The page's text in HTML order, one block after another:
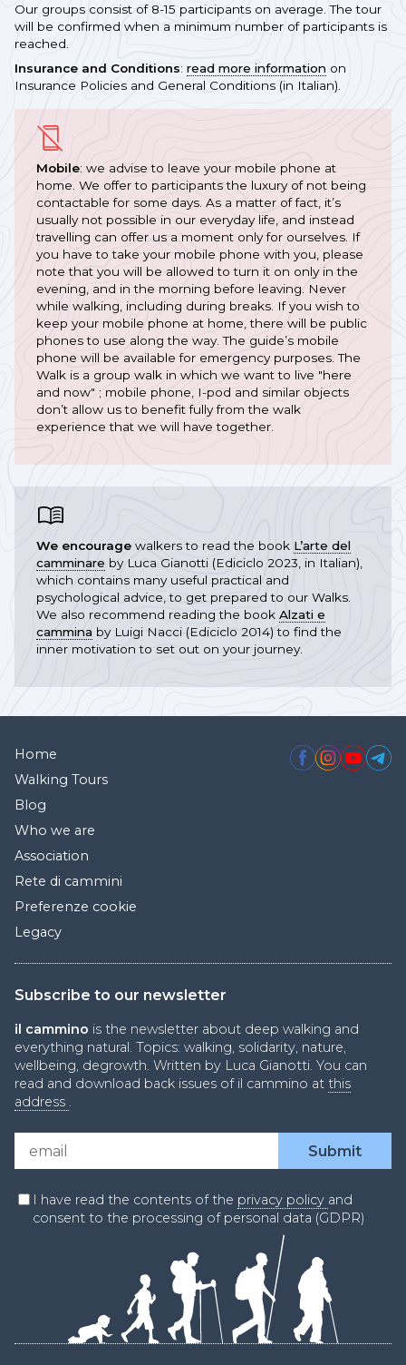
Our groups consist of 8-15 participants on average. The tour
will be confirmed when a minimum number of participants is
reached.
Insurance and Conditions: read more information on
Insurance Policies and General Conditions (in Italian).
Mobile: we advise to leave your mobile phone at
home. We offer to participants the luxury of not being
contactable for some days. As a matter of fact, it’s
usually not possible in our everyday life, and instead
travelling can offer us a moment only for ourselves. If
you have to take your mobile phone with you, please
note that you will be allowed to turn it on only in the
evening, and in the morning before leaving. Never
while walking, including during breaks. If you wish to
keep your mobile phone at home, there will be public
phones to use along the way. The guide’s mobile
phone will be available for emergency purposes. The
Walk is a group walk in which we want to live "here
and now" ; mobile phone, I-pod and similar objects
don’t allow us to benefit fully from the walk
experience that we will have together.
We encourage walkers to read the book L’arte del
camminare by Luca Gianotti (Ediciclo 2023, in Italian),
which contains many useful practical and
psychological advice, to get prepared to our Walks.
We also recommend reading the book Alzati e
cammina by Luigi Nacci (Ediciclo 2014) to find the
inner motivation to set out on your journey.
Home
Walking Tours
Blog
Who we are
Association
Rete di cammini
Preferenze cookie
Legacy
Subscribe to our newsletter
il cammino is the newsletter about deep walking and
everything natural. Topics: walking, solidarity, nature,
wellbeing, degrowth. Written by Luca Gianotti. You can
read and download back issues of il cammino at this
address .
I have read the contents of the privacy policy and
consent to the processing of personal data (GDPR)